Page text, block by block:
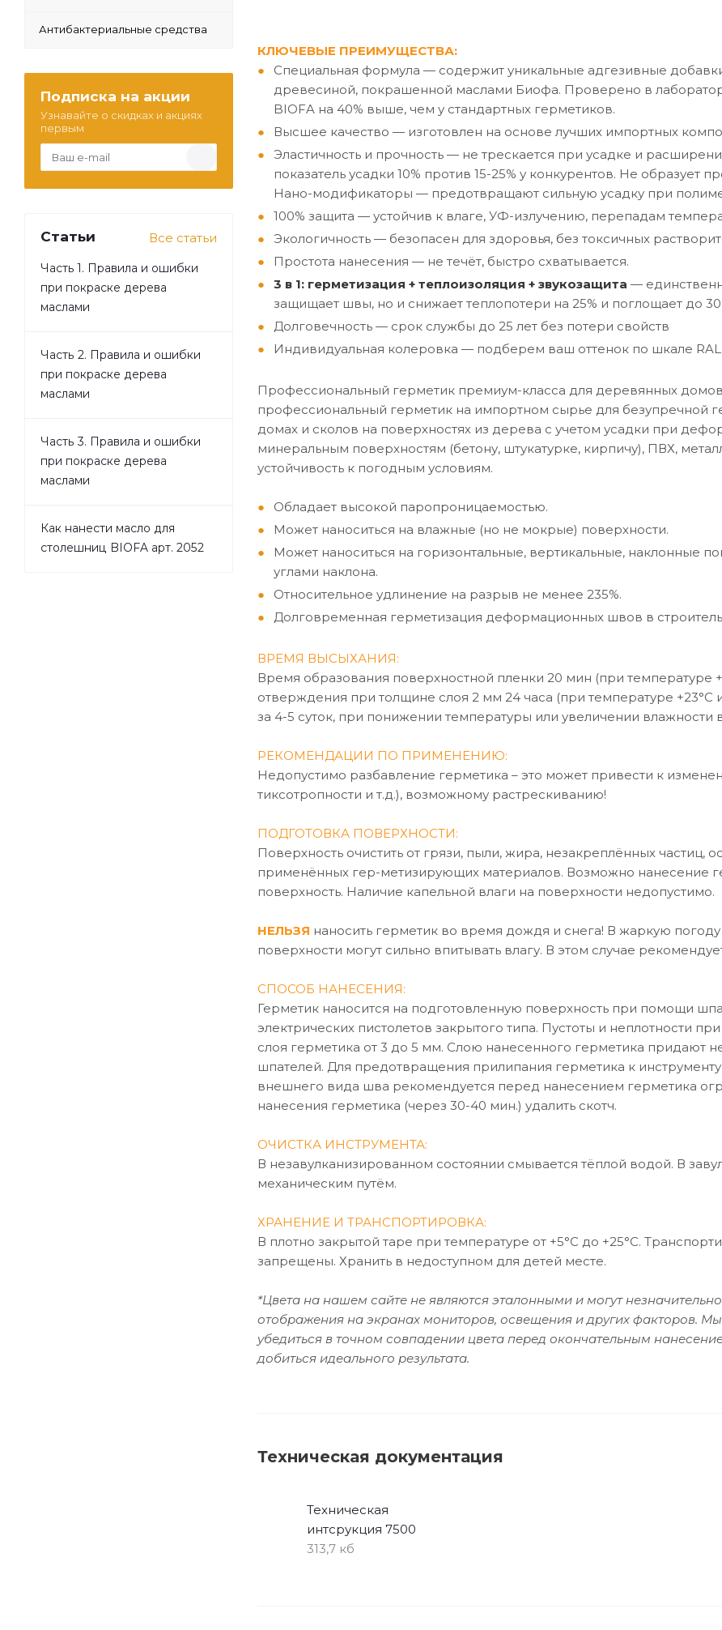
КЛЮЧЕВЫЕ ПРЕИМУЩЕСТВА:
Специальная формула — содержит уникальные адгезивные
древесиной, покрашенной маслами Биофа. Проверено в
BIOFA на 40% выше, чем у стандартных герметиков.
Высшее качество — изготовлен на основе лучших импортных
Эластичность и прочность — не трескается при усадке и
показатель усадки 10% против 15-25% у конкурентов. Не образует
Нано-модификаторы — предотвращают сильную усадку при
100% защита — устойчив к влаге, УФ-излучению, перепадам
Экологичность — безопасен для здоровья, без токсичных
Простота нанесения — не течёт, быстро схватывается.
3 в 1: герметизация + теплоизоляция + звукозащита —
защищает швы, но и снижает теплопотери на 25% и поглощает до
Долговечность — срок службы до 25 лет без потери свойств
Индивидуальная колеровка — подберем ваш оттенок по шкале
Профессиональный герметик премиум-класса для деревянных
профессиональный герметик на импортном сырье для безупречной
домах и сколов на поверхностях из дерева с учетом усадки при
минеральным поверхностям (бетону, штукатурке, кирпичу), ПВХ,
устойчивость к погодным условиям.
Обладает высокой паропроницаемостью.
Может наноситься на влажные (но не мокрые) поверхности.
Может наноситься на горизонтальные, вертикальные, наклонные
углами наклона.
Относительное удлинение на разрыв не менее 235%.
Долговременная герметизация деформационных швов в
ВРЕМЯ ВЫСЫХАНИЯ:
Время образования поверхностной пленки 20 мин (при температуре
отверждения при толщине слоя 2 мм 24 часа (при температуре +23°C
за 4-5 суток, при понижении температуры или увеличении
РЕКОМЕНДАЦИИ ПО ПРИМЕНЕНИЮ:
Недопустимо разбавление герметика – это может привести к
тиксотропности и т.д.), возможному растрескиванию!
ПОДГОТОВКА ПОВЕРХНОСТИ:
Поверхность очистить от грязи, пыли, жира, незакреплённых частиц,
применённых гер-метизирующих материалов. Возможно нанесение
поверхность. Наличие капельной влаги на поверхности недопустимо.
НЕЛЬЗЯ наносить герметик во время дождя и снега! В жаркую
поверхности могут сильно впитывать влагу. В этом случае
СПОСОБ НАНЕСЕНИЯ:
Герметик наносится на подготовленную поверхность при помощи
электрических пистолетов закрытого типа. Пустоты и неплотности
слоя герметика от 3 до 5 мм. Слою нанесенного герметика
шпателей. Для предотвращения прилипания герметика к
внешнего вида шва рекомендуется перед нанесением герметика
нанесения герметика (через 30-40 мин.) удалить скотч.
ОЧИСТКА ИНСТРУМЕНТА:
В незавулканизированном состоянии смывается тёплой водой. В
механическим путём.
ХРАНЕНИЕ И ТРАНСПОРТИРОВКА:
В плотно закрытой таре при температуре от +5°C до +25°C.
запрещены. Хранить в недоступном для детей месте.
*Цвета на нашем сайте не являются эталонными и могут
отображения на экранах мониторов, освещения и других факторов.
убедиться в точном совпадении цвета перед окончательным
добиться идеального результата.
Техническая документация
Техническая
интсрукция 7500
313,7 кб
Антибактериальные средства
Подписка на акции
Узнавайте о скидках и акциях
первым
Статьи Все статьи
Часть 1. Правила и ошибки
при покраске дерева
маслами
Часть 2. Правила и ошибки
при покраске дерева
маслами
Часть 3. Правила и ошибки
при покраске дерева
маслами
Как нанести масло для
столешниц BIOFA арт. 2052